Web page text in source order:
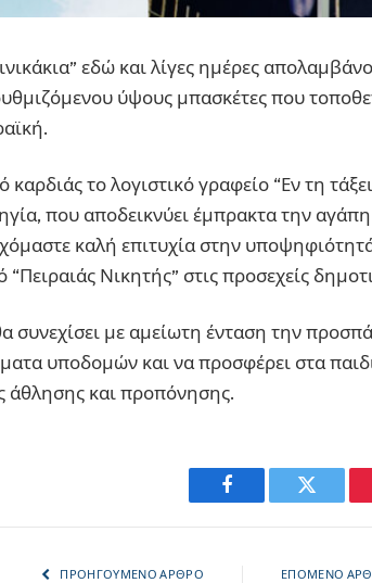
εδώ και λίγες ημέρες
ύψους μπασκέτες που
καρδιάς το λογιστικό γραφείο “Εν τη
που αποδεικνύει έμπρακτα την αγάπη
καλή επιτυχία στην
Νικητής” στις προσεχείς
συνεχίσει με αμείωτη ένταση την
υποδομών και να προσφέρει στα
άθλησης και προπόνησης.
Facebook Twitter
ΠΡΟΗΓΟΎΜΕΝΟ ΆΡΘΡΟ ΕΠΌΜΕΝΟ